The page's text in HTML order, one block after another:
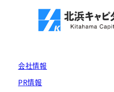
会社情報
PR情報